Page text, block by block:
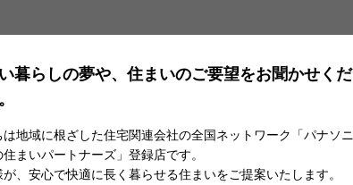
暮らしの夢や、住まいのご要望をお聞かせくだ
は地域に根ざした住宅関連会社の全国ネットワーク「パナソニ
住まいパートナーズ」登録店です。
が、安心で快適に長く暮らせる住まいをご提案いたします。